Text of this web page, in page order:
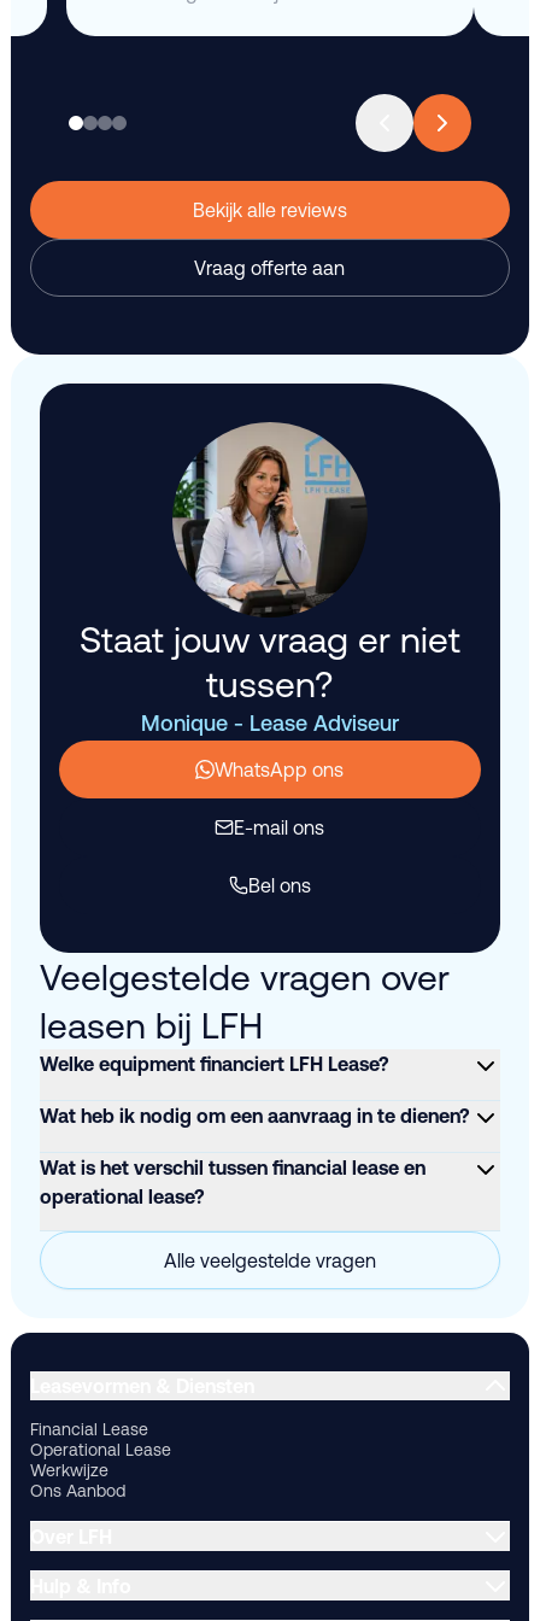
Bekijk alle reviews
Vraag offerte aan
Staat jouw vraag er niet
tussen?
Monique - Lease Adviseur
WhatsApp ons
E-mail ons
Bel ons
Veelgestelde vragen over
leasen bij LFH
Welke equipment financiert LFH Lease?
Wat heb ik nodig om een aanvraag in te dienen?
Wat is het verschil tussen financial lease en
operational lease?
Alle veelgestelde vragen
Financial Lease
Operational Lease
Werkwijze
Ons Aanbod